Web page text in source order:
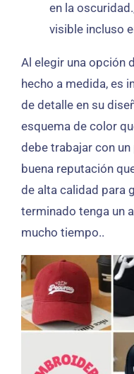
en la
visible incluso
Al elegir una opción
hecho a medida, es
de detalle en su
esquema de color
debe trabajar con
buena reputación
de alta calidad para
terminado tenga un
mucho tiempo..